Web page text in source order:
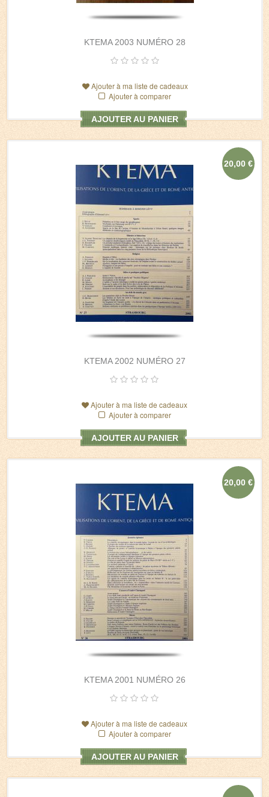
KTEMA 2003 NUMÉRO 28
Ajouter à ma liste de cadeaux
Ajouter à comparer
AJOUTER AU PANIER
KTEMA 2002 NUMÉRO 27
20,00 €
Ajouter à ma liste de cadeaux
Ajouter à comparer
AJOUTER AU PANIER
KTEMA 2001 NUMÉRO 26
20,00 €
Ajouter à ma liste de cadeaux
Ajouter à comparer
AJOUTER AU PANIER